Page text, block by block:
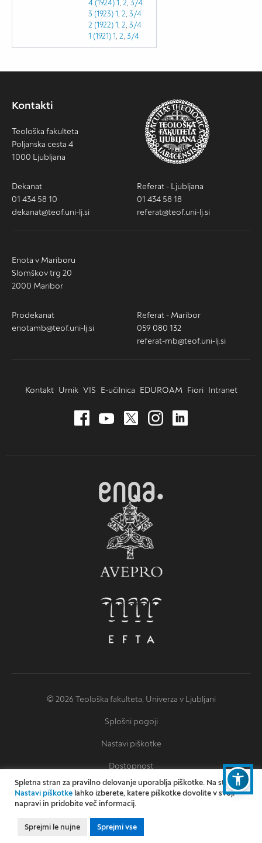
4 (1924)1, 2, 3/4
3 (1923)1, 2, 3/4
2 (1922)1, 2, 3/4
1 (1921)1, 2, 3/4
Kontakti
Teološka fakulteta
Poljanska cesta 4
1000 Ljubljana
Dekanat
01 434 58 10
dekanat@teof.uni-lj.si
Referat - Ljubljana
01 434 58 18
referat@teof.uni-lj.si
Enota v Mariboru
Slomškov trg 20
2000 Maribor
Prodekanat
enotamb@teof.uni-lj.si
Referat - Maribor
059 080 132
referat-mb@teof.uni-lj.si
Kontakt Urnik VIS E-učilnica EDUROAM Fiori Intranet
© 2026 Teološka fakulteta, Univerza v Ljubljani
Splošni pogoji
Nastavi piškotke
Dostopnost
Izjava o dostopnosti
Oblikovanje: Miha Omejc
Spletna stran za pravilno delovanje uporablja piškotke. Na strani
Nastavi piškotke lahko izberete, katere piškotke dovolite v svoji
napravi in pridobite več informacij.
Sprejmi le nujne Sprejmi vse